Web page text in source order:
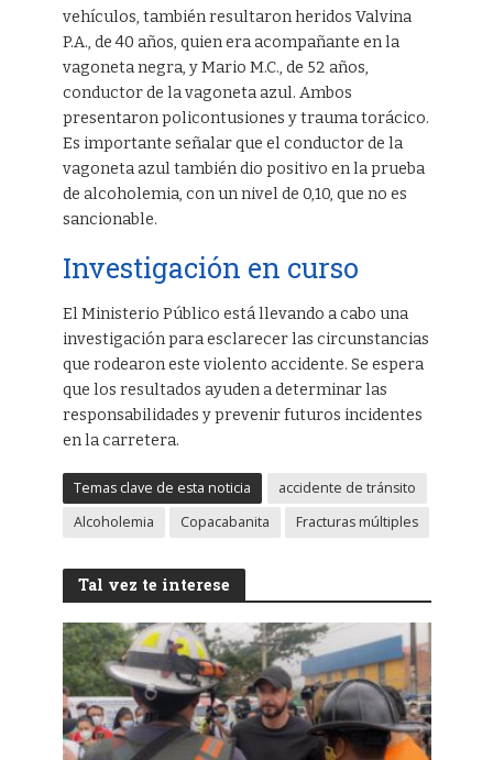
vehículos, también resultaron heridos Valvina
P.A., de 40 años, quien era acompañante en la
vagoneta negra, y Mario M.C., de 52 años,
conductor de la vagoneta azul. Ambos
presentaron policontusiones y trauma torácico.
Es importante señalar que el conductor de la
vagoneta azul también dio positivo en la prueba
de alcoholemia, con un nivel de 0,10, que no es
sancionable.
Investigación en curso
El Ministerio Público está llevando a cabo una
investigación para esclarecer las circunstancias
que rodearon este violento accidente. Se espera
que los resultados ayuden a determinar las
responsabilidades y prevenir futuros incidentes
en la carretera.
Temas clave de esta noticia
accidente de tránsito
Alcoholemia
Copacabanita Fracturas múltiples
Tal vez te interese